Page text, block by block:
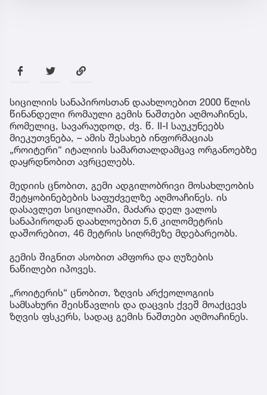
სიცილიის სანაპიროსთან დაახლოებით 2000 წლის
წინანდელი რომაული გემის ნაშთები აღმოაჩინეს,
რომელიც, სავარაუდოდ, ძვ. წ. II-I საუკუნეებს
მიეკუთვნება, – ამის შესახებ ინფორმაციას
„როიტერი“ იტალიის სამართალდამცავ ორგანოებზე
დაყრდნობით ავრცელებს.
მედიის ცნობით, გემი ადგილობრივი მოსახლეობის
შეტყობინებების საფუძველზე აღმოაჩინეს. ის
დასავლეთ სიცილიაში, მაძარა დელ ვალოს
სანაპიროდან დაახლოებით 5,6 კილომეტრის
დაშორებით, 46 მეტრის სიღრმეზე მდებარეობს.
გემის შიგნით ასობით ამფორა და ღუზების
ნაწილები იპოვეს.
„როიტერის“ ცნობით, ზღვის არქეოლოგიის
სამსახური შეისწავლის და დაცვის ქვეშ მოაქცევს
ზღვის ფსკერს, სადაც გემის ნაშთები აღმოაჩინეს.